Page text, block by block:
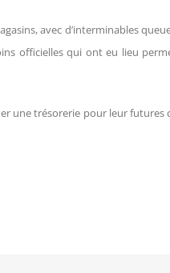
avec d’interminables
officielles qui ont eu lieu
une trésorerie pour leur